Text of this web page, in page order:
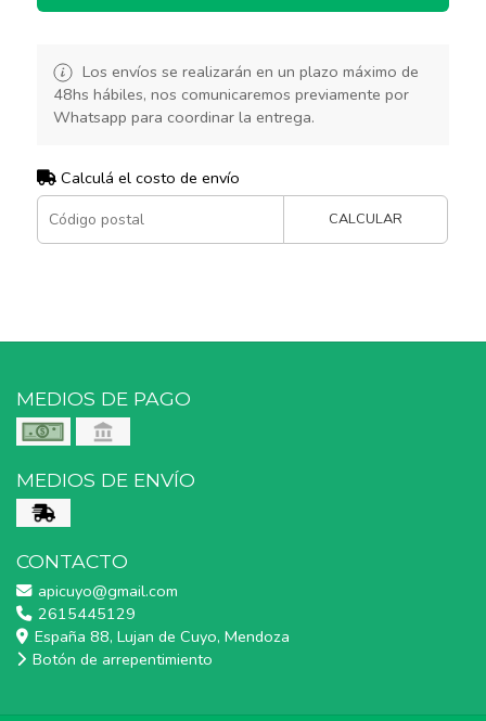
Los envíos se realizarán en un plazo máximo de
48hs hábiles, nos comunicaremos previamente por
Whatsapp para coordinar la entrega.
Calculá el costo de envío
CALCULAR
MEDIOS DE PAGO
MEDIOS DE ENVÍO
CONTACTO
apicuyo@gmail.com
2615445129
España 88, Lujan de Cuyo, Mendoza
Botón de arrepentimiento